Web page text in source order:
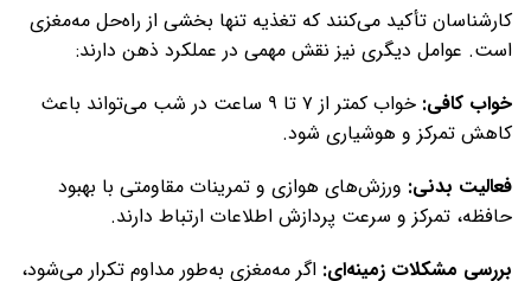
کارشناسان تأکید می‌کنند که تغذیه تنها بخشی از راه‌حل مه‌مغزی
است. عوامل دیگری نیز نقش مهمی در عملکرد ذهن دارند:
خواب کافی:
خواب کمتر از ۷ تا ۹ ساعت در شب می‌تواند باعث
کاهش تمرکز و هوشیاری شود.
فعالیت بدنی: ورزش‌های هوازی و تمرینات مقاومتی با بهبود
حافظه، تمرکز و سرعت پردازش اطلاعات ارتباط دارند.
بررسی مشکلات زمینه‌ای: اگر مه‌مغزی به‌طور مداوم تکرار می‌شود،